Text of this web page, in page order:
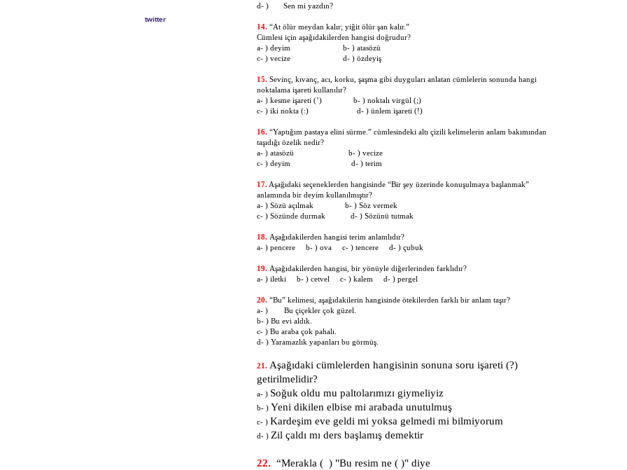
d- )
Sen mi yazdın?
14. “At ölür meydan kalır; yiğit ölür şan kalır.”
Cümlesi için aşağıdakilerden hangisi doğrudur?
a- ) deyim b- ) atasözü
c- ) vecize d- ) özdeyiş
15. Sevinç, kıvanç, acı, korku, şaşma gibi duyguları anlatan cümlelerin sonunda hangi
noktalama işareti kullanılır?
a- ) kesme işareti (’) b- ) noktalı virgül (;)
c- ) iki nokta (:) d- ) ünlem işareti (!)
16. “Yaptığım pastaya elini sürme.” cümlesindeki altı çizili kelimelerin anlam bakımından
taşıdığı özelik nedir?
a- ) atasözü b- ) vecize
c- ) deyim d- ) terim
17. Aşağıdaki seçeneklerden hangisinde “Bir şey üzerinde konuşulmaya başlanmak”
anlamında bir deyim kullanılmıştır?
a- ) Sözü açılmak b- ) Söz vermek
c- ) Sözünde durmak d- ) Sözünü tutmak
18. Aşağıdakilerden hangisi terim anlamlıdır?
a- ) pencere b- ) ova c- ) tencere d- ) çubuk
19. Aşağıdakilerden hangisi, bir yönüyle diğerlerinden farklıdır?
a- ) iletki b- ) cetvel c- ) kalem d- ) pergel
20. “Bu” kelimesi, aşağıdakilerin hangisinde ötekilerden farklı bir anlam taşır?
a- )
Bu çiçekler çok güzel.
b- ) Bu evi aldık.
c- ) Bu araba çok pahalı.
d- ) Yaramazlık yapanları bu görmüş.
21. Aşağıdaki cümlelerden hangisinin sonuna soru işareti (?)
getirilmelidir?
a- ) Soğuk oldu mu paltolarımızı giymeliyiz
b- ) Yeni dikilen elbise mi arabada unutulmuş
c- ) Kardeşim eve geldi mi yoksa gelmedi mi bilmiyorum
d- ) Zil çaldı mı ders başlamış demektir
22. “Merakla ( ) "Bu resim ne ( )" diye
twitter